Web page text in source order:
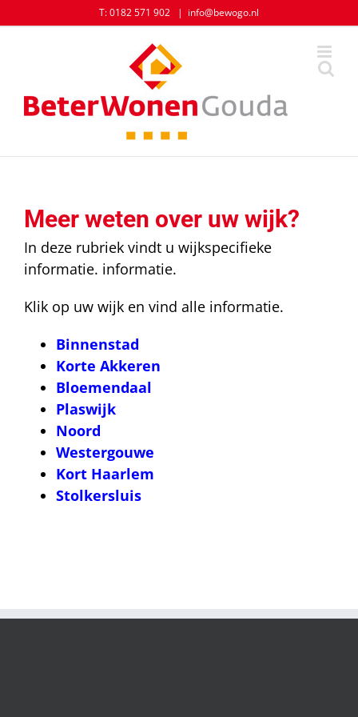
to
T: 0182 571 902 | info@bewogo.nl
Meer weten over uw wijk?
In deze rubriek vindt u wijkspecifieke
informatie. informatie.
Klik op uw wijk en vind alle informatie.
Binnenstad
Korte Akkeren
Bloemendaal
Plaswijk
Noord
Westergouwe
Kort Haarlem
Stolkersluis